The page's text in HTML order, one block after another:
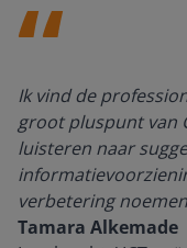
Ik vind de
groot pluspunt van
luisteren naar
verbetering
Tamara Alkemade